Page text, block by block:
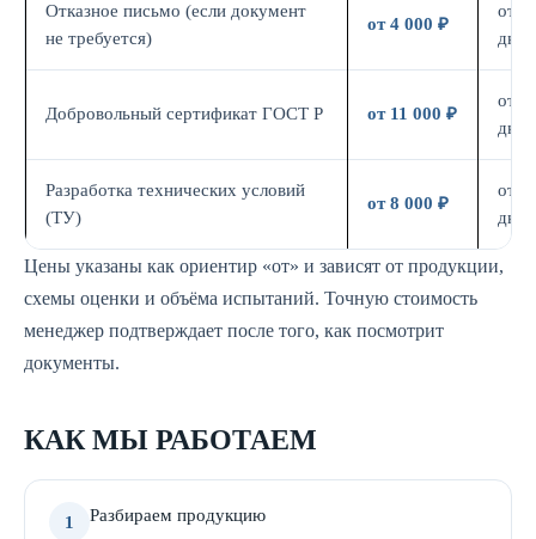
Отказное письмо (если документ
не требуется)
от 4 000 ₽
от 3
дн.
Добровольный сертификат ГОСТ Р от 11 000 ₽
от 7
дн.
Разработка технических условий
(ТУ)
от 8 000 ₽
от 5
дн.
Цены указаны как ориентир «от» и зависят от продукции,
схемы оценки и объёма испытаний. Точную стоимость
менеджер подтверждает после того, как посмотрит
документы.
КАК МЫ РАБОТАЕМ
1 Разбираем продукцию